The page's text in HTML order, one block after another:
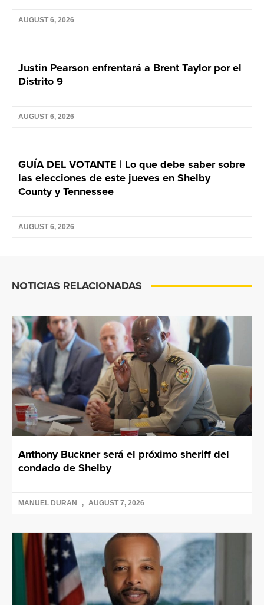
AUGUST 6, 2026
Justin Pearson enfrentará a Brent Taylor por el
Distrito 9
AUGUST 6, 2026
GUÍA DEL VOTANTE | Lo que debe saber sobre
las elecciones de este jueves en Shelby
County y Tennessee
AUGUST 6, 2026
NOTICIAS RELACIONADAS
Anthony Buckner será el próximo sheriff del
condado de Shelby
MANUEL DURAN AUGUST 7, 2026